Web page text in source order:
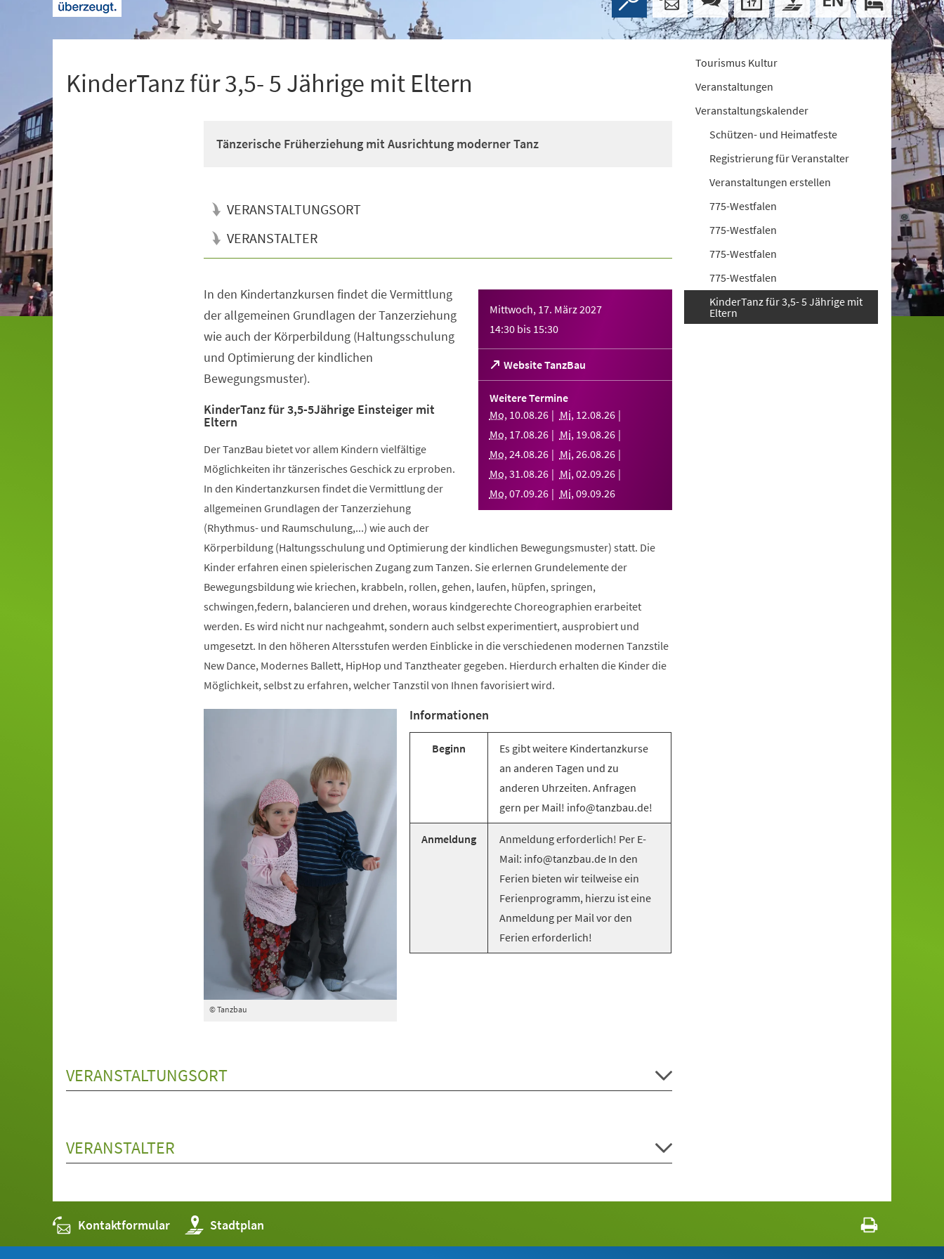
KinderTanz für 3,5- 5 Jährige mit Eltern
Tänzerische Früherziehung mit Ausrichtung moderner Tanz
VERANSTALTUNGSORT
VERANSTALTER
Mittwoch, 17. März 2027
14:30 bis 15:30
Website TanzBau
(Öffnet
in
einem
Tab)
Weitere Termine
Mo, 10.08.26 Mi, 12.08.26
Mo, 17.08.26 Mi, 19.08.26
Mo,24.08.26 Mi,26.08.26
Mo,31.08.26 Mi,02.09.26
Mo,07.09.26 Mi,09.09.26
In den Kindertanzkursen findet die Vermittlung
der allgemeinen Grundlagen der Tanzerziehung
wie auch der Körperbildung (Haltungsschulung
und Optimierung der kindlichen
Bewegungsmuster).
KinderTanz für 3,5-5Jährige Einsteiger mit
Eltern
Der TanzBau bietet vor allem Kindern vielfältige
Möglichkeiten ihr tänzerisches Geschick zu erproben.
In den Kindertanzkursen findet die Vermittlung der
allgemeinen Grundlagen der Tanzerziehung
(Rhythmus- und Raumschulung,...) wie auch der
Körperbildung (Haltungsschulung und Optimierung der kindlichen Bewegungsmuster) statt. Die
Kinder erfahren einen spielerischen Zugang zum Tanzen. Sie erlernen Grundelemente der
Bewegungsbildung wie kriechen, krabbeln, rollen, gehen, laufen, hüpfen, springen,
schwingen,federn, balancieren und drehen, woraus kindgerechte Choreographien erarbeitet
werden. Es wird nicht nur nachgeahmt, sondern auch selbst experimentiert, ausprobiert und
umgesetzt. In den höheren Altersstufen werden Einblicke in die verschiedenen modernen Tanzstile
New Dance, Modernes Ballett, HipHop und Tanztheater gegeben. Hierdurch erhalten die Kinder die
Möglichkeit, selbst zu erfahren, welcher Tanzstil von Ihnen favorisiert wird.
© Tanzbau
Informationen
Beginn
Es gibt weitere Kindertanzkurse
an anderen Tagen und zu
anderen Uhrzeiten. Anfragen
gern per Mail! info@tanzbau.de!
Anmeldung
Anmeldung erforderlich! Per E-
Mail: info@tanzbau.de In den
Ferien bieten wir teilweise ein
Ferienprogramm, hierzu ist eine
Anmeldung per Mail vor den
Ferien erforderlich!
VERANSTALTUNGSORT
VERANSTALTER
Tourismus Kultur
Veranstaltungen
Veranstaltungskalender
Schützen- und Heimatfeste
Registrierung für Veranstalter
Veranstaltungen erstellen
775-Westfalen
775-Westfalen
775-Westfalen
775-Westfalen
KinderTanz für 3,5- 5 Jährige mit
Eltern
Kontaktformular Stadtplan
(Öffnet
in
einem